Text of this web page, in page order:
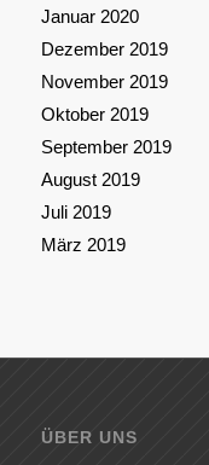
Januar 2020
Dezember 2019
November 2019
Oktober 2019
September 2019
August 2019
Juli 2019
März 2019
ÜBER UNS